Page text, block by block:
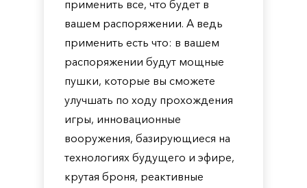
применить все, что будет в
вашем распоряжении. А ведь
применить есть что: в вашем
распоряжении будут мощные
пушки, которые вы сможете
улучшать по ходу прохождения
игры, инновационные
вооружения, базирующиеся на
технологиях будущего и эфире,
крутая броня, реактивные